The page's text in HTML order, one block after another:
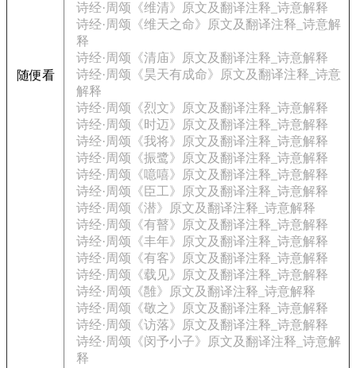
随便看
诗经·周颂《维清》原文及翻译注释_诗意解释
诗经·周颂《维天之命》原文及翻译注释_诗意解
释
诗经·周颂《清庙》原文及翻译注释_诗意解释
诗经·周颂《昊天有成命》原文及翻译注释_诗意
解释
诗经·周颂《烈文》原文及翻译注释_诗意解释
诗经·周颂《时迈》原文及翻译注释_诗意解释
诗经·周颂《我将》原文及翻译注释_诗意解释
诗经·周颂《振鹭》原文及翻译注释_诗意解释
诗经·周颂《噫嘻》原文及翻译注释_诗意解释
诗经·周颂《臣工》原文及翻译注释_诗意解释
诗经·周颂《潜》原文及翻译注释_诗意解释
诗经·周颂《有瞽》原文及翻译注释_诗意解释
诗经·周颂《丰年》原文及翻译注释_诗意解释
诗经·周颂《有客》原文及翻译注释_诗意解释
诗经·周颂《载见》原文及翻译注释_诗意解释
诗经·周颂《雝》原文及翻译注释_诗意解释
诗经·周颂《敬之》原文及翻译注释_诗意解释
诗经·周颂《访落》原文及翻译注释_诗意解释
诗经·周颂《闵予小子》原文及翻译注释_诗意解
释